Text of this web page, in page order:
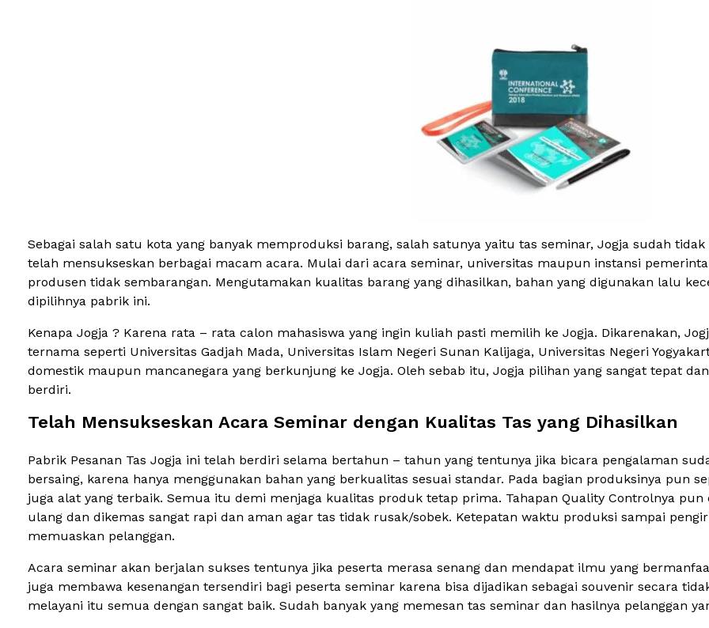
Sebagai salah satu kota yang banyak memproduksi barang, salah satunya yaitu tas seminar, Jogja sudah
telah mensukseskan berbagai macam acara. Mulai dari acara seminar, universitas maupun instansi
produsen tidak sembarangan. Mengutamakan kualitas barang yang dihasilkan, bahan yang digunakan lalu
dipilihnya pabrik ini.
Kenapa Jogja ? Karena rata – rata calon mahasiswa yang ingin kuliah pasti memilih ke Jogja. Dikarenakan,
ternama seperti Universitas Gadjah Mada, Universitas Islam Negeri Sunan Kalijaga, Universitas Negeri
domestik maupun mancanegara yang berkunjung ke Jogja. Oleh sebab itu, Jogja pilihan yang sangat tepat
berdiri.
Telah Mensukseskan Acara Seminar dengan Kualitas Tas yang Dihasilkan
Pabrik Pesanan Tas Jogja ini telah berdiri selama bertahun – tahun yang tentunya jika bicara pengalaman
bersaing, karena hanya menggunakan bahan yang berkualitas sesuai standar. Pada bagian produksinya pun
juga alat yang terbaik. Semua itu demi menjaga kualitas produk tetap prima. Tahapan Quality Controlnya
ulang dan dikemas sangat rapi dan aman agar tas tidak rusak/sobek. Ketepatan waktu produksi sampai
memuaskan pelanggan.
Acara seminar akan berjalan sukses tentunya jika peserta merasa senang dan mendapat ilmu yang
juga membawa kesenangan tersendiri bagi peserta seminar karena bisa dijadikan sebagai souvenir secara
melayani itu semua dengan sangat baik. Sudah banyak yang memesan tas seminar dan hasilnya pelanggan